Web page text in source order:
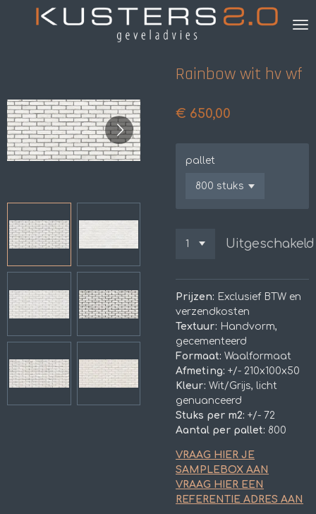
Rainbow wit hv wf
€ 650,00
pallet
Uitgeschakeld
Prijzen: Exclusief BTW en
verzendkosten
Textuur: Handvorm,
gecementeerd
Formaat: Waalformaat
Afmeting: +/- 210x100x50
Kleur: Wit/Grijs, licht
genuanceerd
Stuks per m2: +/- 72
Aantal per pallet: 800
VRAAG HIER JE
SAMPLEBOX AAN
VRAAG HIER EEN
REFERENTIE ADRES AAN